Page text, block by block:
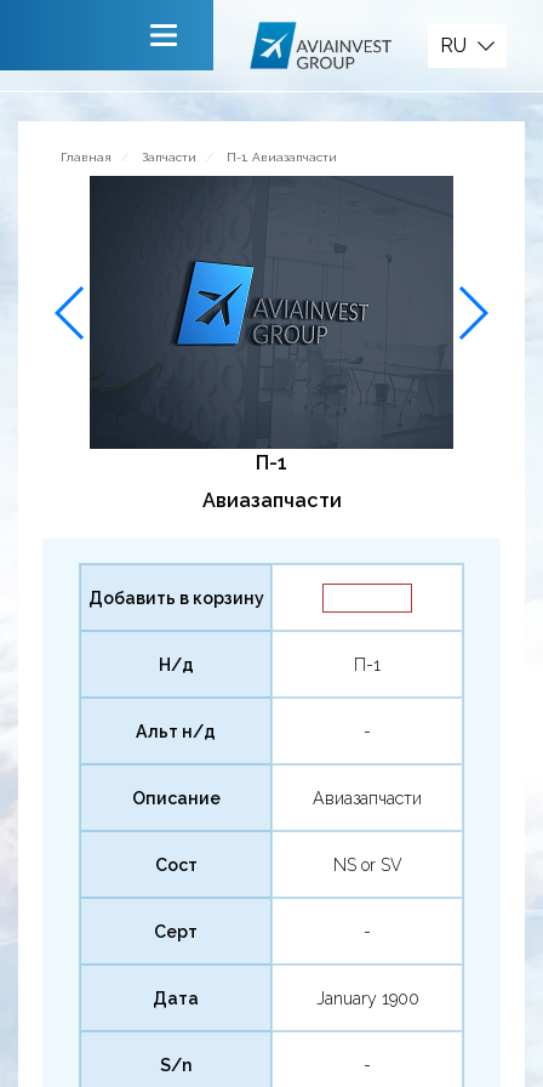
Сервисы
Обратная связь
RU
Главная Запчасти П-1, Авиазапчасти
П-1
Авиазапчасти
Добавить в корзину
Н/д П-1
Альт н/д -
Описание Авиазапчасти
Сост NS or SV
Серт -
Дата January 1900
S/n -